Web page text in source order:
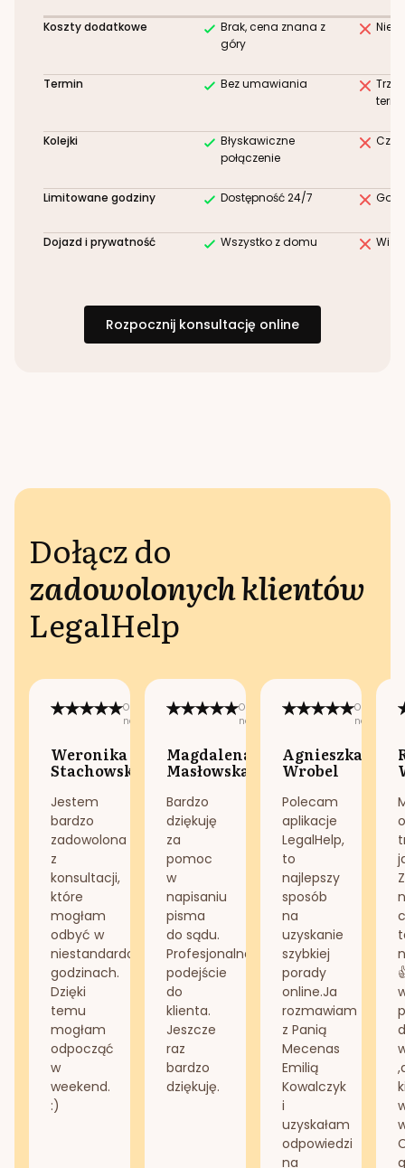
Koszty dodatkowe
Brak, cena znana z
góry
Termin Bez umawiania
Kolejki
Błyskawiczne
połączenie
Limitowane godziny Dostępność 24/7
Dojazd i prywatność Wszystko z domu
Rozpocznij konsultację online
Dołącz do
zadowolonych klientów
LegalHelp
Opublikowano
na:
Weronika
Stachowska
Jestem
bardzo
zadowolona
z
konsultacji,
które
mogłam
odbyć w
niestandardowych
godzinach.
Dzięki
temu
mogłam
odpocząć
w
weekend.
:)
Opublikowano
na:
Magdalena
Masłowska
Bardzo
dziękuję
za
pomoc
w
napisaniu
pisma
do sądu.
Profesjonalne
podejście
do
klienta.
Jeszcze
raz
bardzo
dziękuję.
na:
Agnieszka
Wrobel
Polecam
aplikacje
LegalHelp,
to
najlepszy
sposób
na
uzyskanie
szybkiej
porady
online.Ja
rozmawiam
z Panią
Mecenas
Emilią
Kowalczyk
i
uzyskałam
odpowiedzi
na